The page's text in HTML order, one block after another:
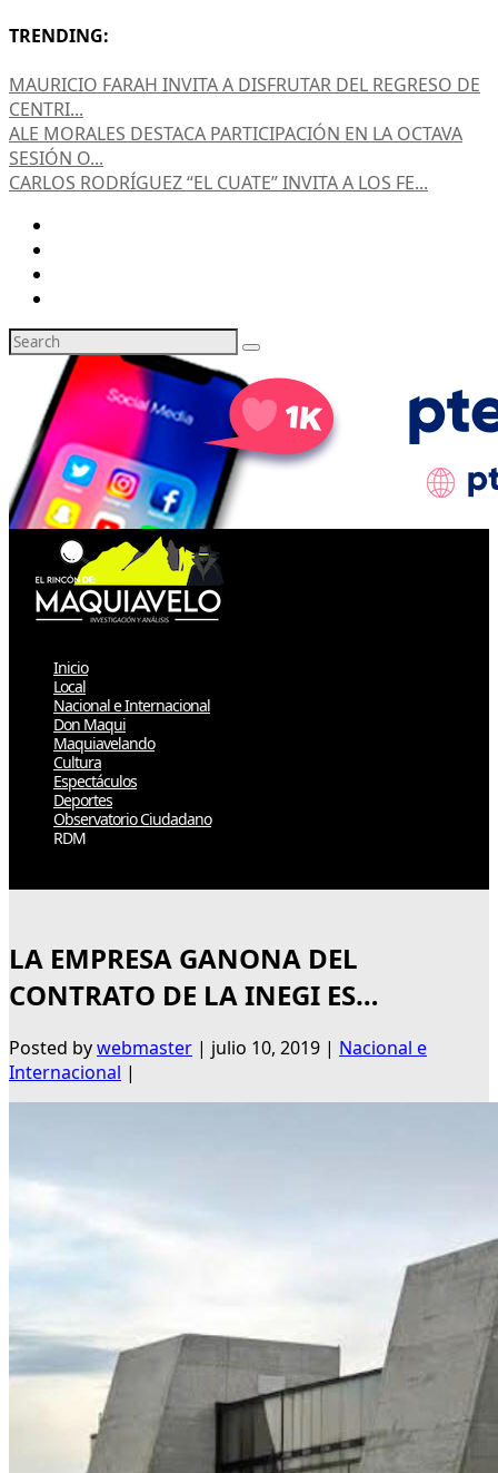
TRENDING:
MAURICIO FARAH INVITA A DISFRUTAR DEL REGRESO DE
CENTRI...
ALE MORALES DESTACA PARTICIPACIÓN EN LA OCTAVA
SESIÓN O...
CARLOS RODRÍGUEZ “EL CUATE” INVITA A LOS FE...
Inicio
Local
Nacional e Internacional
Don Maqui
Maquiavelando
Cultura
Espectáculos
Deportes
Observatorio Ciudadano
RDM
LA EMPRESA GANONA DEL
CONTRATO DE LA INEGI ES…
Posted bywebmaster | julio 10, 2019 | Nacional e
Internacional |